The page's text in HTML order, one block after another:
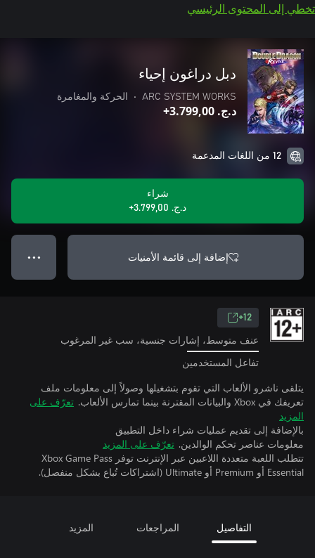
تخطي إلى المحتوى الرئيسي
دبل دراغون إحياء
ARC SYSTEM WORKS
• الحركة والمغامرة
د.ج.‏ 3.799,00+
12 من اللغات المدعمة
شراء
د.ج.‏ 3.799,00+
إضافة إلى قائمة الأمنيات ● ● ●
12+
عنف متوسط، إشارات جنسية، سب غير المرغوب
تفاعل المستخدمين
يتلقى ناشرو الألعاب التي تقوم بتشغيلها وصولاً إلى معلومات ملف
تعريفك في Xbox والبيانات المقترنة بينما تمارس الألعاب.
تعرّف على
المزيد
بالإضافة إلى تقديم عمليات شراء داخل التطبيق
معلومات عناصر تحكم الوالدين. تعرّف على المزيد
تتطلب اللعبة متعددة اللاعبين عبر الإنترنت توفر Xbox Game Pass
Essential أو Premium أو Ultimate (اشتراكات تُباع بشكل منفصل).
التفاصيل المراجعات المزيد